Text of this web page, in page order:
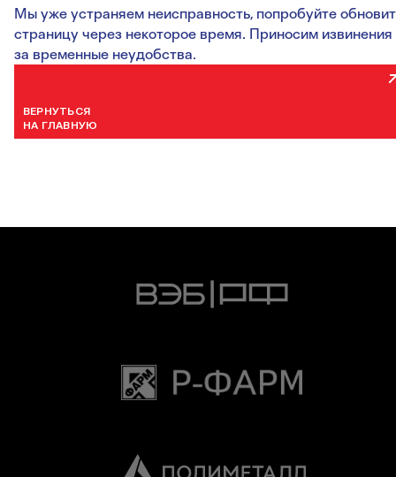
Мы уже устраняем неисправность, попробуйте
страницу через некоторое время. Приносим извинения
за временные неудобства.
ВЕРНУТЬСЯ
НА ГЛАВНУЮ